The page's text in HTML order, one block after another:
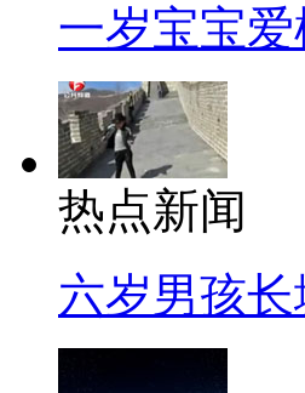
一岁宝宝
热点新闻
六岁男孩